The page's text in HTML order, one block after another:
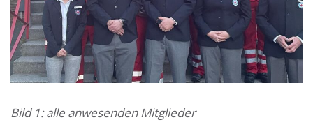
Bild 1: alle anwesenden Mitglieder